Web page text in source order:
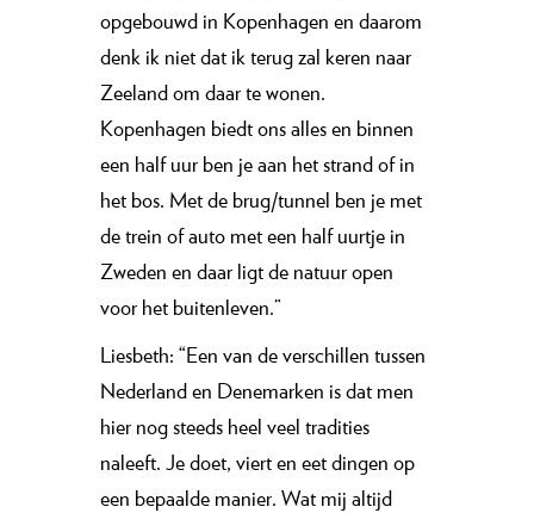
opgebouwd in Kopenhagen en daarom
denk ik niet dat ik terug zal keren naar
Zeeland om daar te wonen.
Kopenhagen biedt ons alles en binnen
een half uur ben je aan het strand of in
het bos. Met de brug/tunnel ben je met
de trein of auto met een half uurtje in
Zweden en daar ligt de natuur open
voor het buitenleven.”
Liesbeth: “Een van de verschillen tussen
Nederland en Denemarken is dat men
hier nog steeds heel veel tradities
naleeft. Je doet, viert en eet dingen op
een bepaalde manier. Wat mij altijd